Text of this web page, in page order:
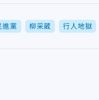
進黨 柳采葳 行人地獄